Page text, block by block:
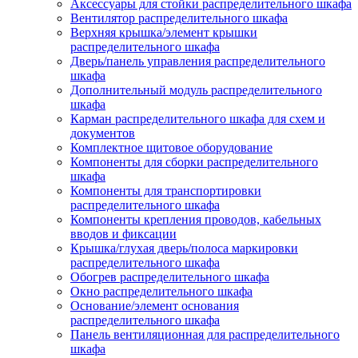
Аксессуары для стойки распределительного шкафа
Вентилятор распределительного шкафа
Верхняя крышка/элемент крышки
распределительного шкафа
Дверь/панель управления распределительного
шкафа
Дополнительный модуль распределительного
шкафа
Карман распределительного шкафа для схем и
документов
Комплектное щитовое оборудование
Компоненты для сборки распределительного
шкафа
Компоненты для транспортировки
распределительного шкафа
Компоненты крепления проводов, кабельных
вводов и фиксации
Крышка/глухая дверь/полоса маркировки
распределительного шкафа
Обогрев распределительного шкафа
Окно распределительного шкафа
Основание/элемент основания
распределительного шкафа
Панель вентиляционная для распределительного
шкафа